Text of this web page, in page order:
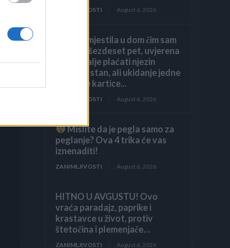
ZANIMLJIVOSTI August 6, 2026
Kći me smjestila u dom čim sam
navršila šezdeset pet, uvjerena
da ću i dalje plaćati njezin
luksuzni stan, ali ukidanje jedne
dodatne kartice...
ZANIMLJIVOSTI August 6, 2026
Mislite da je pegla samo za
peglanje? Ova 4 trika će vas
iznenaditi!
ZANIMLJIVOSTI August 6, 2026
HITNO U AVGUSTU! Ovo
vraća paradajz, paprike i
krastavce u život, protiv
štetočina i plemenjače…
ZANIMLJIVOSTI August 6, 2026